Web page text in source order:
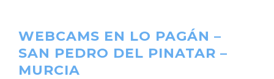
WEBCAMS EN LO PAGÁN –
SAN PEDRO DEL PINATAR –
MURCIA